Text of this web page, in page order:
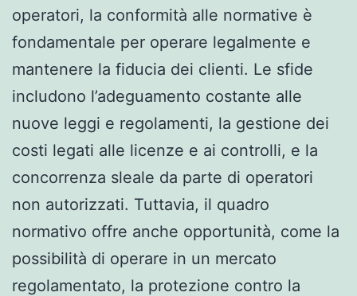
operatori, la conformità alle normative è
fondamentale per operare legalmente e
mantenere la fiducia dei clienti. Le sfide
includono l’adeguamento costante alle
nuove leggi e regolamenti, la gestione dei
costi legati alle licenze e ai controlli, e la
concorrenza sleale da parte di operatori
non autorizzati. Tuttavia, il quadro
normativo offre anche opportunità, come la
possibilità di operare in un mercato
regolamentato, la protezione contro la